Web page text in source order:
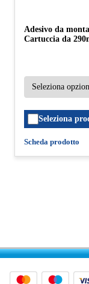
Adesivo da
Cartuccia da
Seleziona
Scheda prodotto